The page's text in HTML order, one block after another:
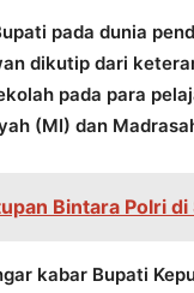
pada dunia
dikutip dari
pada para
(MI) dan
Bintara Polri
kabar Bupati